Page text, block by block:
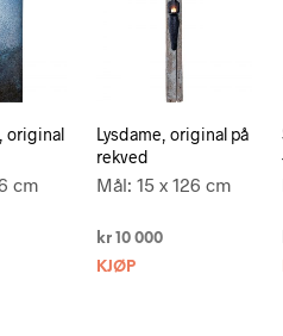
original
cm
Lysdame, original på
rekved
Mål: 15 x 126 cm
kr10 000
KJØP